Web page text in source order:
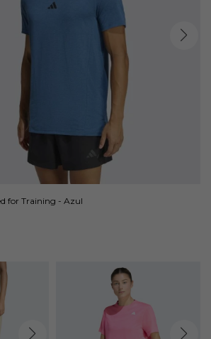
for Training - Azul